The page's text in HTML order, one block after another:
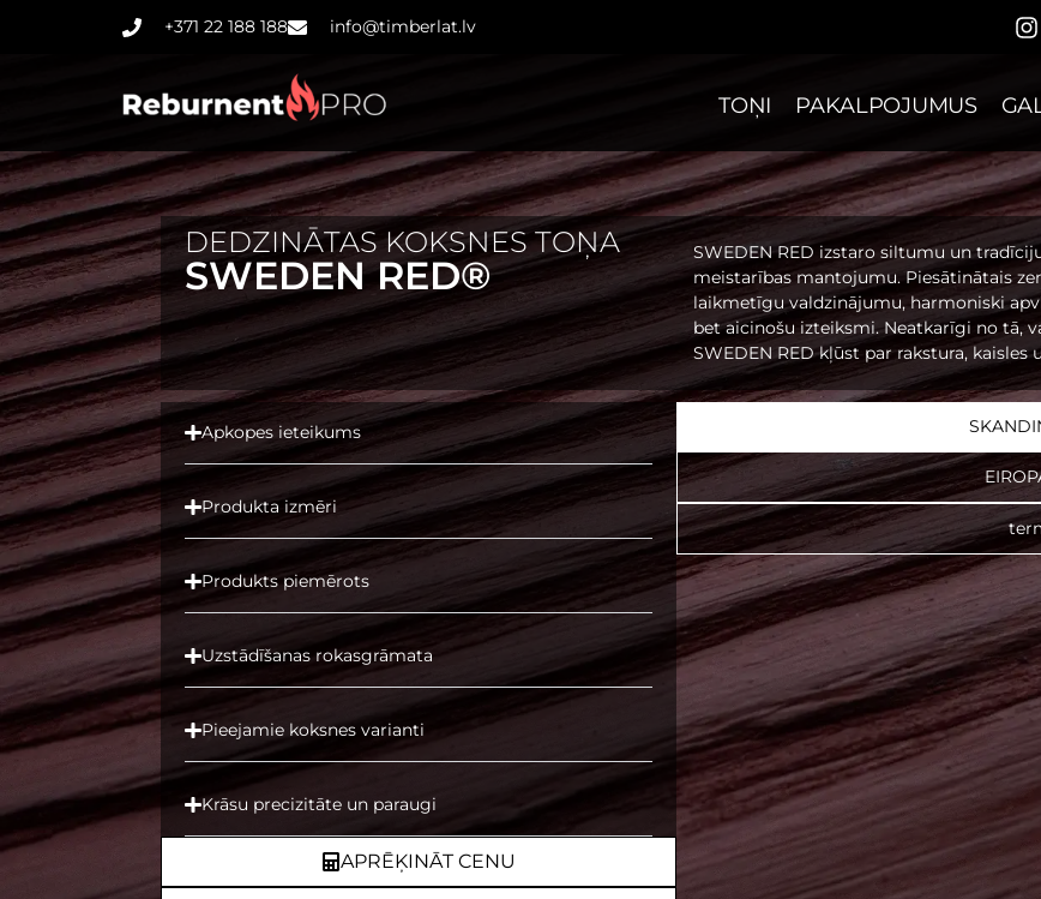
+371 22 188 188 info@timberlat.lv
TOŅI PAKALPOJUMUS
DEDZINĀTAS KOKSNES TOŅA
SWEDEN RED®
SWEDEN RED izstaro siltumu un
meistarības mantojumu. Piesātinātais
laikmetīgu valdzinājumu, harmoniski
bet aicinošu izteiksmi. Neatkarīgi no tā,
SWEDEN RED kļūst par rakstura,
Apkopes ieteikums
Produkta izmēri
Produkts piemērots
Uzstādīšanas rokasgrāmata
Pieejamie koksnes varianti
Krāsu precizitāte un paraugi
APRĒĶINĀT CENU